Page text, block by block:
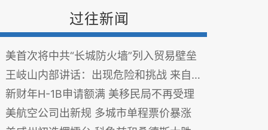
过往新闻
美首次将中共“长城防火墙”列入贸易壁垒
王岐山内部讲话：出现危险和挑战 来自党内
新财年H-1B申请额满 美移民局不再受理
美航空公司出新规 多城市单程票价暴涨